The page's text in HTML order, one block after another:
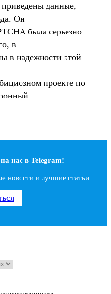
данные,
Он
была серьезно
в
в надежности этой
проекте по
наc в Telegram!
новости и лучшие статьи